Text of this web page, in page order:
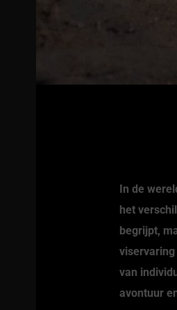
In de
het
begrijpt,
van
avontuur